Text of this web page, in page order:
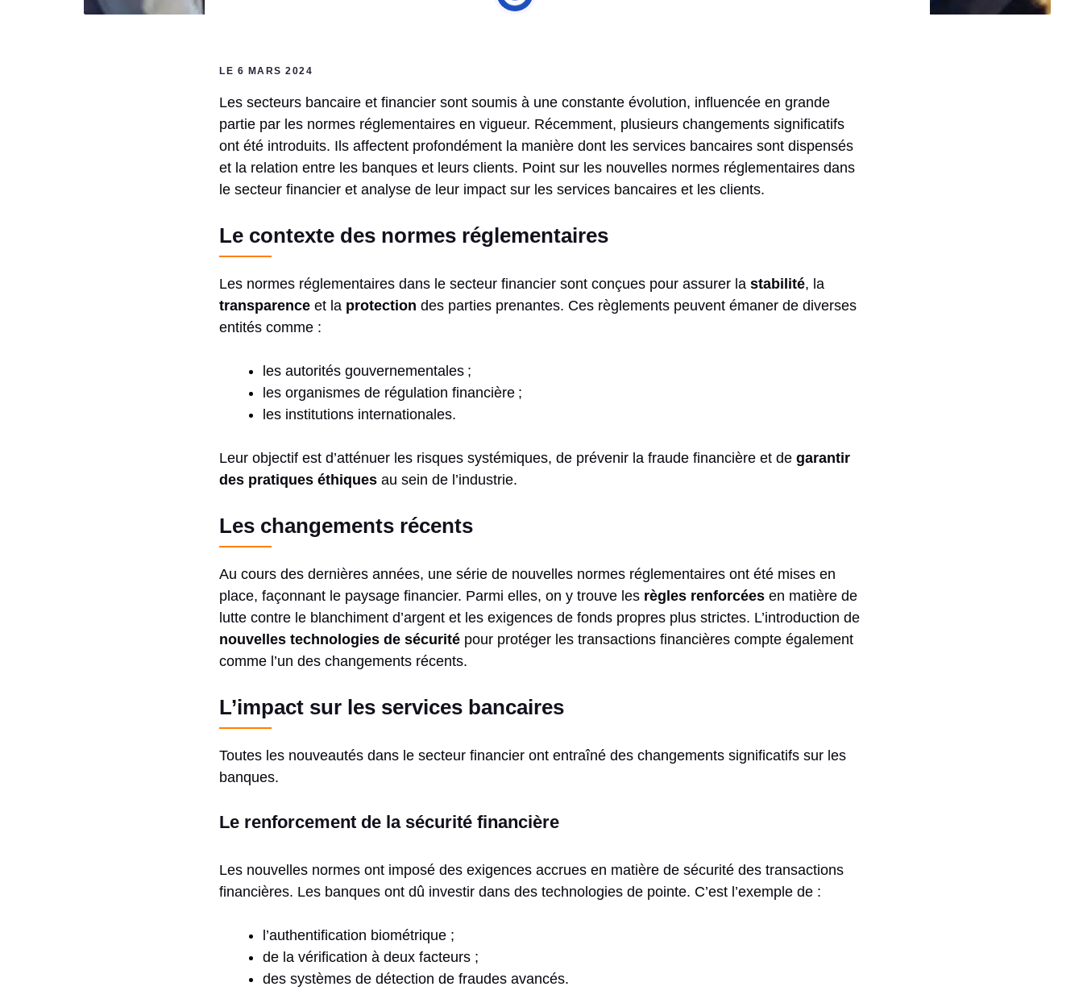
LE 6 MARS 2024
Les secteurs bancaire et financier sont soumis à une constante évolution, influencée en grande
partie par les normes réglementaires en vigueur. Récemment, plusieurs changements significatifs
ont été introduits. Ils affectent profondément la manière dont les services bancaires sont dispensés
et la relation entre les banques et leurs clients. Point sur les nouvelles normes réglementaires dans
le secteur financier et analyse de leur impact sur les services bancaires et les clients.
Le contexte des normes réglementaires
Les normes réglementaires dans le secteur financier sont conçues pour assurer la stabilité, la
transparence et la protection des parties prenantes. Ces règlements peuvent émaner de diverses
entités comme :
les autorités gouvernementales ;
les organismes de régulation financière ;
les institutions internationales.
Leur objectif est d’atténuer les risques systémiques, de prévenir la fraude financière et de garantir
des pratiques éthiques au sein de l’industrie.
Les changements récents
Au cours des dernières années, une série de nouvelles normes réglementaires ont été mises en
place, façonnant le paysage financier. Parmi elles, on y trouve les règles renforcées en matière de
lutte contre le blanchiment d’argent et les exigences de fonds propres plus strictes. L’introduction de
nouvelles technologies de sécurité pour protéger les transactions financières compte également
comme l’un des changements récents.
L’impact sur les services bancaires
Toutes les nouveautés dans le secteur financier ont entraîné des changements significatifs sur les
banques.
Le renforcement de la sécurité financière
Les nouvelles normes ont imposé des exigences accrues en matière de sécurité des transactions
financières. Les banques ont dû investir dans des technologies de pointe. C’est l’exemple de :
l’authentification biométrique ;
de la vérification à deux facteurs ;
des systèmes de détection de fraudes avancés.